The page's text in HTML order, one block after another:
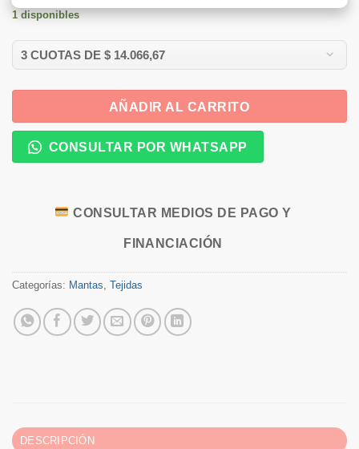
1 disponibles
AÑADIR AL CARRITO
CONSULTAR POR WHATSAPP
CONSULTAR MEDIOS DE PAGO Y
FINANCIACIÓN
Categorías: Mantas Tejidas
DESCRIPCIÓN